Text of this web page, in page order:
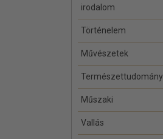
irodalom
Történelem
Művészetek
Természettudomány
Műszaki
Vallás